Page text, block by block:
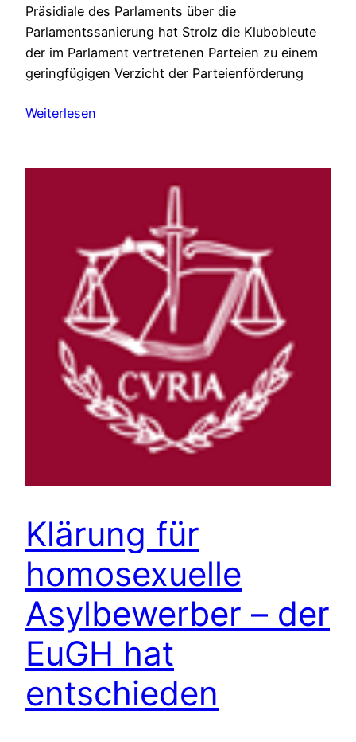
Präsidiale des Parlaments über die
Parlamentssanierung hat Strolz die Klubobleute
der im Parlament vertretenen Parteien zu einem
geringfügigen Verzicht der Parteienförderung
Weiterlesen
Klärung für
homosexuelle
Asylbewerber – der
EuGH hat
entschieden